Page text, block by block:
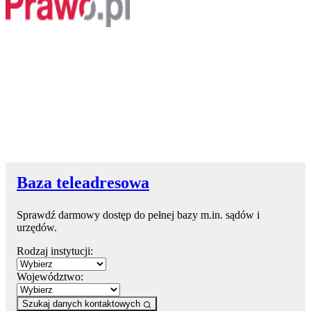
Baza teleadresowa
Sprawdź darmowy dostęp do pełnej bazy m.in. sądów i
urzędów.
Rodzaj instytucji:
Województwo:
Szukaj danych kontaktowych